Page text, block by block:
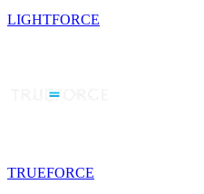
LIGHTFORCE
TRUEFORCE